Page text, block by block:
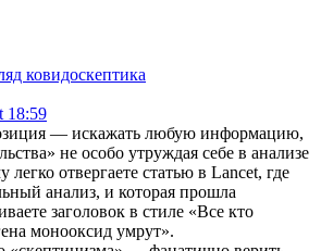
ковидоскептика
18:59
— искажать любую информацию,
не особо утруждая себе в анализе
легко отвергаете статью в Lancet, где
анализ, и которая прошла
заголовок в стиле «Все кто
монооксид умрут».